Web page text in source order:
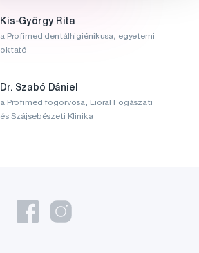
Kis-György Rita
a Profimed dentálhigiénikusa, egyetemi
oktató
Dr. Szabó Dániel
a Profimed fogorvosa, Lioral Fogászati
és Szájsebészeti Klinika